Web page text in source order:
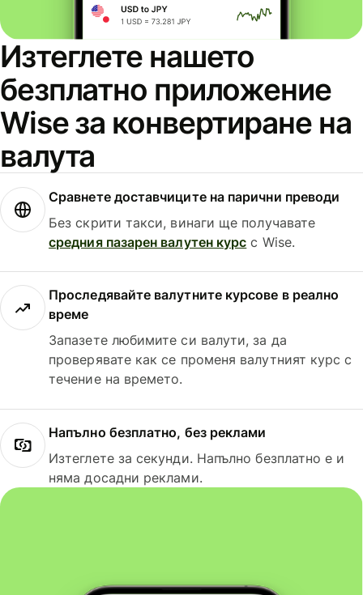
Изтеглете нашето
безплатно приложение
Wise за конвертиране на
валута
Сравнете доставчиците на парични преводи
Без скрити такси, винаги ще получавате
средния пазарен валутен курс с Wise.
Проследявайте валутните курсове в реално
време
Запазете любимите си валути, за да
проверявате как се променя валутният курс с
течение на времето.
Напълно безплатно, без реклами
Изтеглете за секунди. Напълно безплатно е и
няма досадни реклами.